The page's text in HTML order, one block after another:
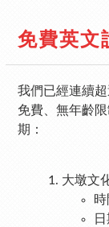
免費英
我們已經連續
免費、無年齡
期：
大墩文
日